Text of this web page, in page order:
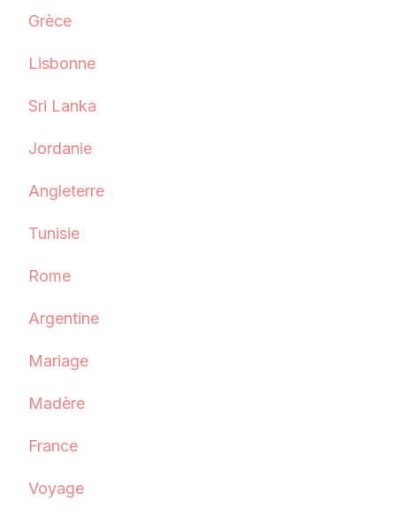
Grèce
Lisbonne
Sri Lanka
Jordanie
Angleterre
Tunisie
Rome
Argentine
Mariage
Madère
France
Voyage